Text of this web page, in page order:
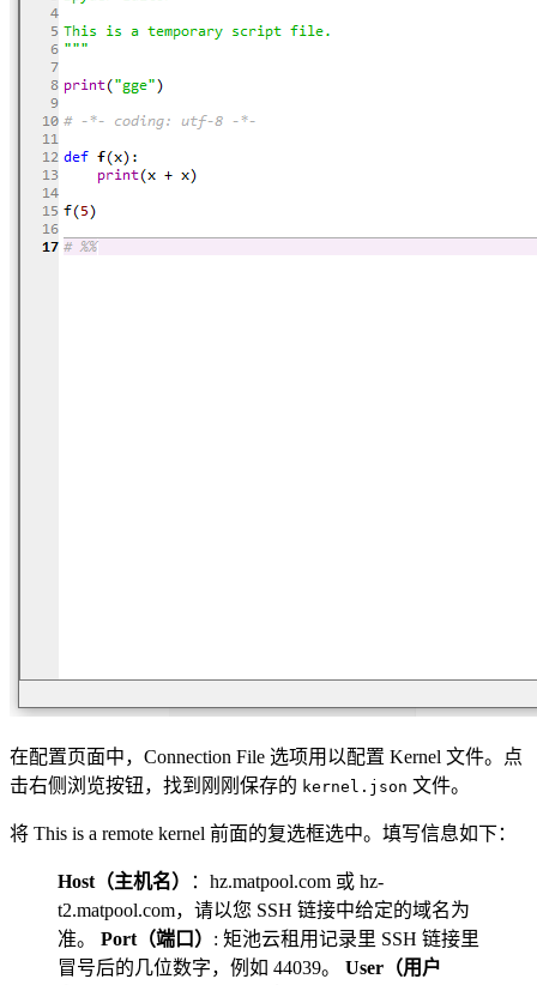
在配置页面中，Connection File 选项用以配置 Kernel 文件。点
击右侧浏览按钮，找到刚刚保存的 kernel.json 文件。
将 This is a remote kernel 前面的复选框选中。填写信息如下：
Host（主机名）
：hz.matpool.com 或 hz-
t2.matpool.com，请以您 SSH 链接中给定的域名为
准。 Port（端口） : 矩池云租用记录里 SSH 链接里
冒号后的几位数字，例如 44039。 User（用户